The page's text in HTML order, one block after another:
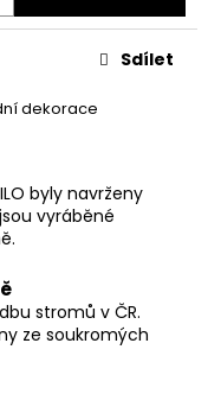
dekorace
Sdílet
byly navrženy
vyráběné
stromů v ČR.
ze soukromých